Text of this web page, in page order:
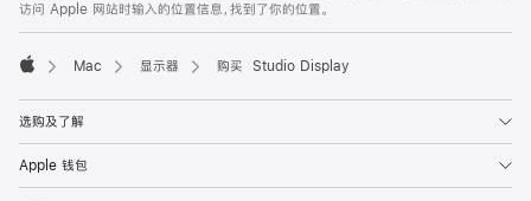
访问 Apple 网站时输入的位置信息，找到了你的位置。
Mac 显示器 购买 Studio Display
选购及了解
Apple 钱包